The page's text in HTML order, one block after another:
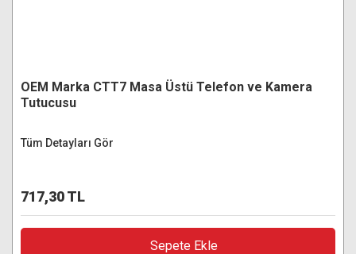
OEM Marka CTT7 Masa Üstü Telefon ve Kamera
Tutucusu
Tüm Detayları Gör
717,30 TL
Sepete Ekle